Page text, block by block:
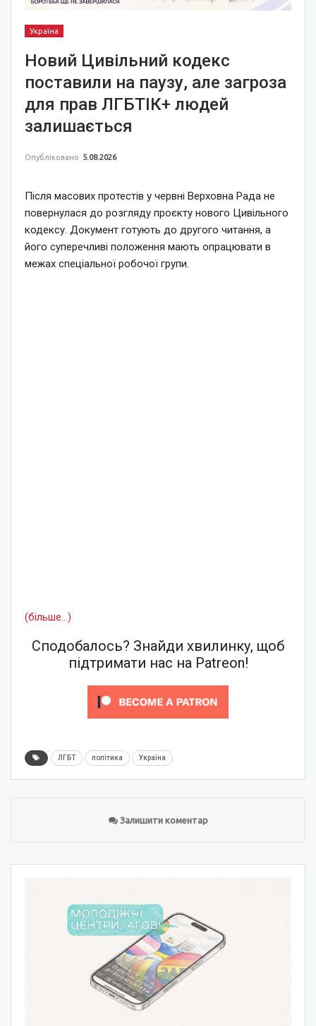
Україна
Новий Цивільний кодекс
поставили на паузу, але загроза
для прав ЛГБТІК+ людей
залишається
Опубліковано 5.08.2026
Після масових протестів у червні Верховна Рада не
повернулася до розгляду проєкту нового Цивільного
кодексу. Документ готують до другого читання, а
його суперечливі положення мають опрацювати в
межах спеціальної робочої групи.
(більше…)
Сподобалось? Знайди хвилинку, щоб
підтримати нас на Patreon!
ЛГБТ політика Україна
Залишити коментар